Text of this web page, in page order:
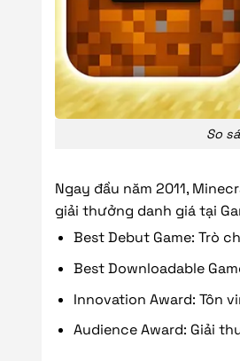
So
Ngay đầu năm 2011,
giải thưởng danh giá tại
Best Debut Game: Trò
Best Downloadable
Innovation Award: Tôn
Audience Award: Giải